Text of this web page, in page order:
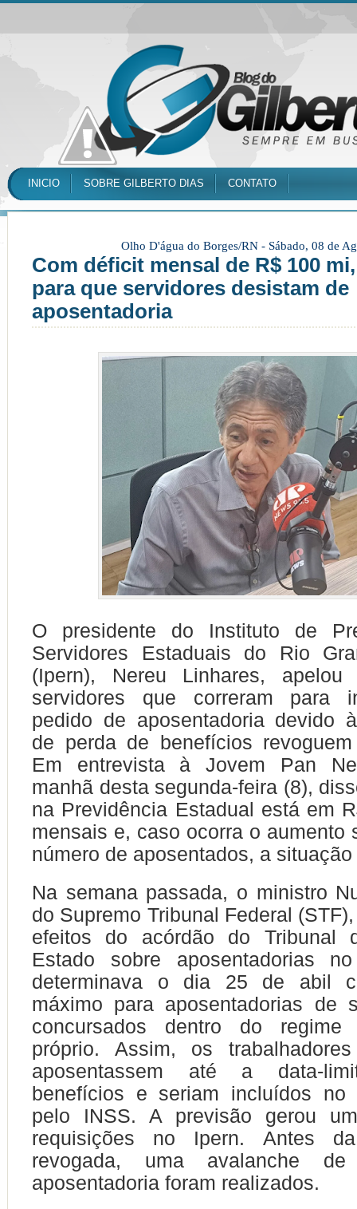
INICIO SOBRE GILBERTO DIAS CONTATO
Olho D'água do Borges/RN - Sábado, 08 de
Com déficit mensal de R$ 100
para que servidores desistam de
aposentadoria
O presidente do Instituto de
Servidores Estaduais do Rio
(Ipern), Nereu Linhares,
servidores que correram para
pedido de aposentadoria devido
de perda de benefícios
Em entrevista à Jovem Pan
manhã desta segunda-feira (8),
na Previdência Estadual está em
mensais e, caso ocorra o aumento
número de aposentados, a
Na semana passada, o ministro
do Supremo Tribunal Federal
efeitos do acórdão do Tribunal
Estado sobre aposentadorias
determinava o dia 25 de abil
máximo para aposentadorias de
concursados dentro do regime
próprio. Assim, os
aposentassem até a data-
benefícios e seriam incluídos no
pelo INSS. A previsão gerou
requisições no Ipern. Antes
revogada, uma avalanche
aposentadoria foram realizados.